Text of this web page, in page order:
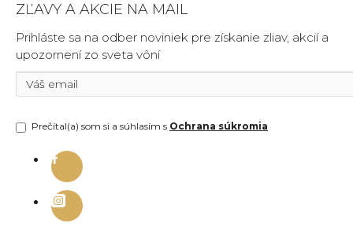
ZĽAVY A AKCIE NA MAIL
Prihláste sa na odber noviniek pre získanie zliav, akcií a
upozornení zo sveta vôní
Prečítal(a) som si a súhlasím s Ochrana súkromia